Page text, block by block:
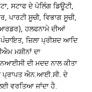
ਸਟਾਫ ਦੇ ਪੋਲਿੰਗ ਡਿਊਟੀ,
ਸੂਚੀ, ਵਿਭਾਗ ਸੂਚੀ,
ਹਲਫਨਾਮੇ ਦੀਆਂ
ਜ਼ਿਲਾ ਪ੍ਰੀਸ਼ਦ ਆਦਿ
ਮਸ਼ੀਨਾਂ ਦਾ
ਦੀ ਮਦਦ ਨਾਲ ਕੀਤਾ
ਪ੍ਰਾਪਤ ਐਨ.ਆਈ.ਸੀ. ਦੇ
ਵਰਤਿਆ ਜਾਂਦਾ ਹੈ.